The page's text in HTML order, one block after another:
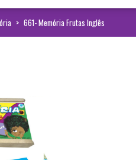
> 661- Memória Frutas Inglês